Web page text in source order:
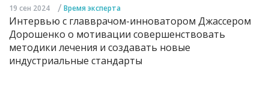
19 сен 2024 / Время эксперта
Интервью с главврачом-инноватором Джассером
Дорошенко о мотивации совершенствовать
методики лечения и создавать новые
индустриальные стандарты